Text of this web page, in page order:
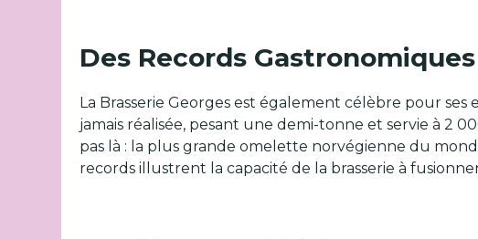
Des Records
La Brasserie Georges est également célèbre pour
jamais réalisée, pesant une demi-tonne et servie à 2
pas là : la plus grande omelette norvégienne du
records illustrent la capacité de la brasserie à